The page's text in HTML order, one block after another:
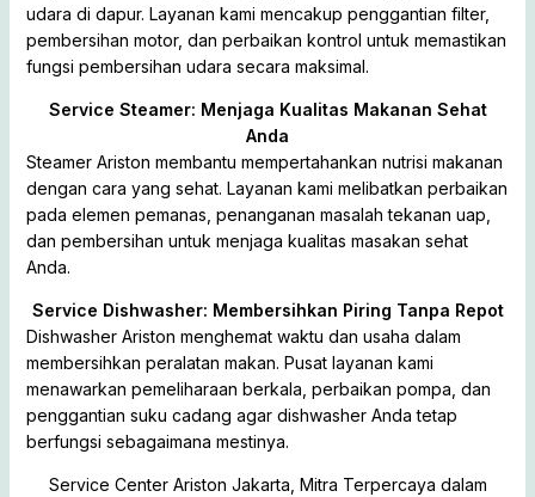
udara di dapur. Layanan kami mencakup penggantian filter,
pembersihan motor, dan perbaikan kontrol untuk memastikan
fungsi pembersihan udara secara maksimal.
Service Steamer: Menjaga Kualitas Makanan Sehat
Anda
Steamer Ariston membantu mempertahankan nutrisi makanan
dengan cara yang sehat. Layanan kami melibatkan perbaikan
pada elemen pemanas, penanganan masalah tekanan uap,
dan pembersihan untuk menjaga kualitas masakan sehat
Anda.
Service Dishwasher: Membersihkan Piring Tanpa Repot
Dishwasher Ariston menghemat waktu dan usaha dalam
membersihkan peralatan makan. Pusat layanan kami
menawarkan pemeliharaan berkala, perbaikan pompa, dan
penggantian suku cadang agar dishwasher Anda tetap
berfungsi sebagaimana mestinya.
Service Center Ariston Jakarta, Mitra Terpercaya dalam